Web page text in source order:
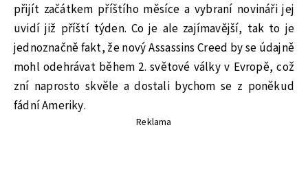
přijít začátkem příštího měsíce a vybraní novináři jej
uvidí již příští týden. Co je ale zajímavější, tak to je
jednoznačně fakt, že nový Assassins Creed by se údajně
mohl odehrávat během 2. světové války v Evropě, což
zní naprosto skvěle a dostali bychom se z poněkud
fádní Ameriky.
Reklama